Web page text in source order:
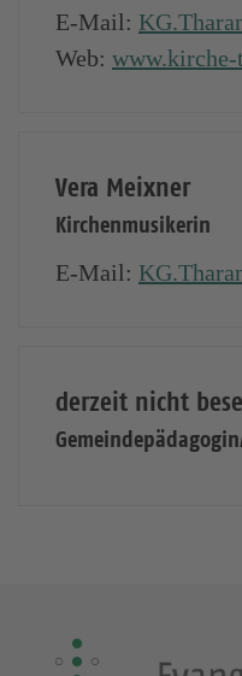
E-Mail:
Web: www.kirche-
Vera Meixner
Kirchenmusikerin
E-Mail:
derzeit nicht